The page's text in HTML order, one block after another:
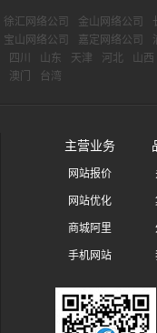
徐汇网络公司 金山网络公司
宝山网络公司 嘉定网络公司
四川 山东 天津 河北
山西
澳门 台湾
主营业务
网站报价
网站优化
商城阿里
手机网站